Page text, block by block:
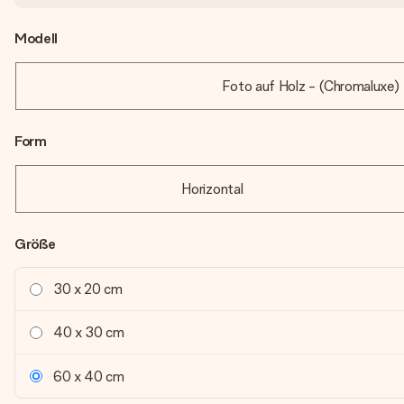
Modell
Foto auf Holz - (Chromaluxe)
Form
Horizontal
Größe
30 x 20 cm
40 x 30 cm
60 x 40 cm